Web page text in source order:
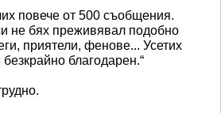
повече от 500 съобщения.
не бях преживявал подобно
приятели, фенове... Усетих
благодарен.“